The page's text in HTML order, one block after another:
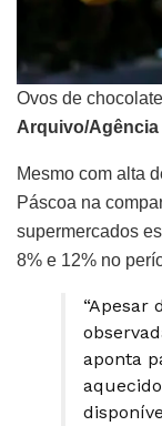
Ovos de
Arquivo/Agência
Mesmo com alta
Páscoa na
supermercados
8% e 12% no
“Apesar
aponta